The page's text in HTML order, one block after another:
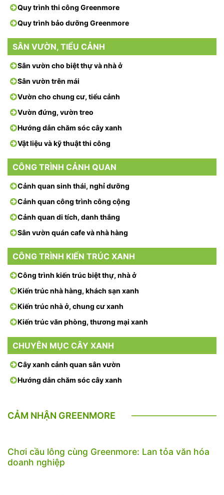
Quy trình thi công Greenmore
Quy trình bảo dưỡng Greenmore
SÂN VƯỜN, TIỂU CẢNH
Sân vườn cho biệt thự và nhà ở
Sân vườn trên mái
Vườn cho chung cư, tiểu cảnh
Vườn đứng, vườn treo
Hướng dẫn chăm sóc cây xanh
Vật liệu và kỹ thuật thi công
CÔNG TRÌNH CẢNH QUAN
Cảnh quan sinh thái, nghỉ dưỡng
Cảnh quan công trình công cộng
Cảnh quan di tích, danh thắng
Sân vườn quán cafe và nhà hàng
CÔNG TRÌNH KIẾN TRÚC XANH
Công trình kiến trúc biệt thự, nhà ở
Kiến trúc nhà hàng, khách sạn xanh
Kiến trúc nhà ở, chung cư xanh
Kiến trúc văn phòng, thương mại xanh
CHUYÊN MỤC CÂY XANH
Cây xanh cảnh quan sân vườn
Hướng dẫn chăm sóc cây xanh
CẢM NHẬN GREENMORE
Chơi cầu lông cùng Greenmore: Lan tỏa văn hóa
doanh nghiệp